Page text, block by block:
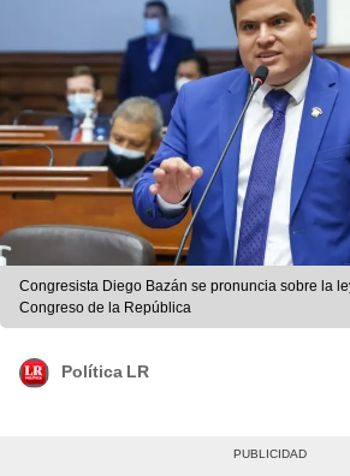
Congresista Diego Bazán se pronuncia sobre la
Congreso de la República
Política LR